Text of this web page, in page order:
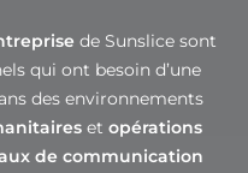
de Sunslice sont
qui ont besoin d’une
des environnements
et opérations
de communication